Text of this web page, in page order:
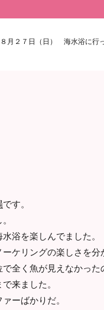
８月２７日（日） 海水浴に行
です。
浴を楽しんでました。
ケリングの楽しさを分
全く魚が見えなかった
来ました。
ーばかりだ。